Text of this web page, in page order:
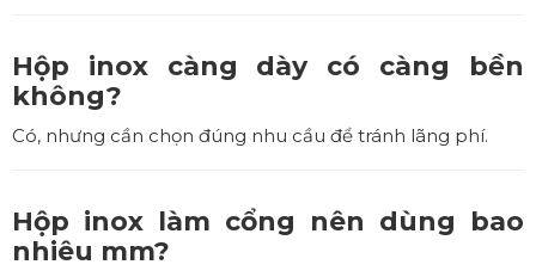
Hộp inox càng dày có càng bền
không?
Có, nhưng cần chọn đúng nhu cầu để tránh lãng phí.
Hộp inox làm cổng nên dùng bao
nhiêu mm?